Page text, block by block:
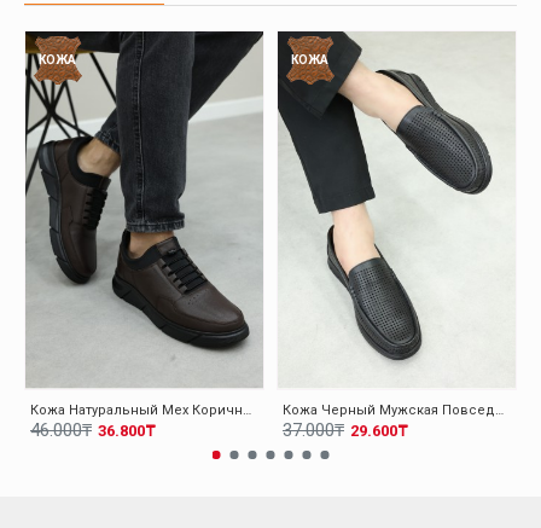
КОЖА
Кожа Натуральный Мех Коричневый Мужская Повседневная Обувь 126KMA137
36.800₸
46.000₸
КОЖА
Кожа Черный Мужская Повседневная Обувь 126MA001
29.600₸
37.000₸